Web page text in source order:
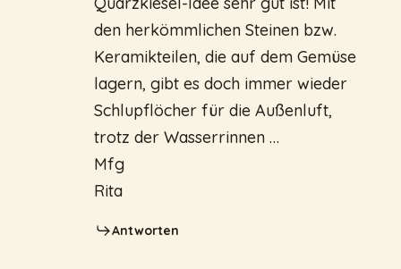
den herkömmlichen Steinen bzw.
Keramikteilen, die auf dem Gemüse
lagern, gibt es doch immer wieder
Schlupflöcher für die Außenluft,
trotz der Wasserrinnen …
Mfg
Rita
Antworten